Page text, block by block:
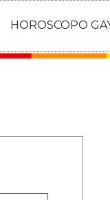
HOROSCOPO